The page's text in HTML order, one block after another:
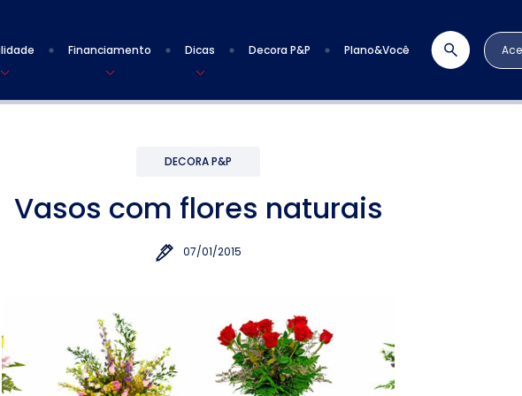
Financiamento Dicas Decora P&P Plano&Você
DECORA P&P
Vasos com flores naturais
07/01/2015